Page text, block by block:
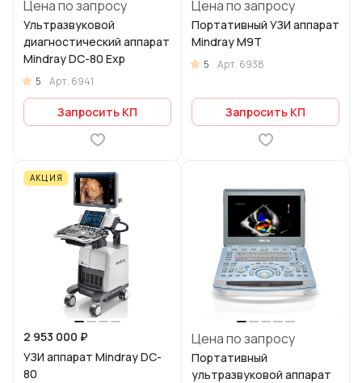
Цена по запросу
Ультразвуковой
диагностический аппарат
Mindray DC-80 Exp
5 Арт. 6941
Запросить КП
Цена по запросу
Портативный УЗИ аппарат
Mindray M9T
5 Арт. 6938
Запросить КП
АКЦИЯ
2 953 000 ₽
УЗИ аппарат Mindray DC-
80
Цена по запросу
Портативный
ультразвуковой аппарат